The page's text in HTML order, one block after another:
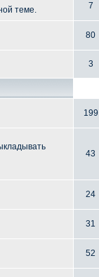
теме. 7
80
3
199
43
24
31
52